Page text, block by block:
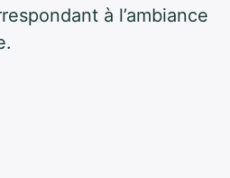
à l’ambiance